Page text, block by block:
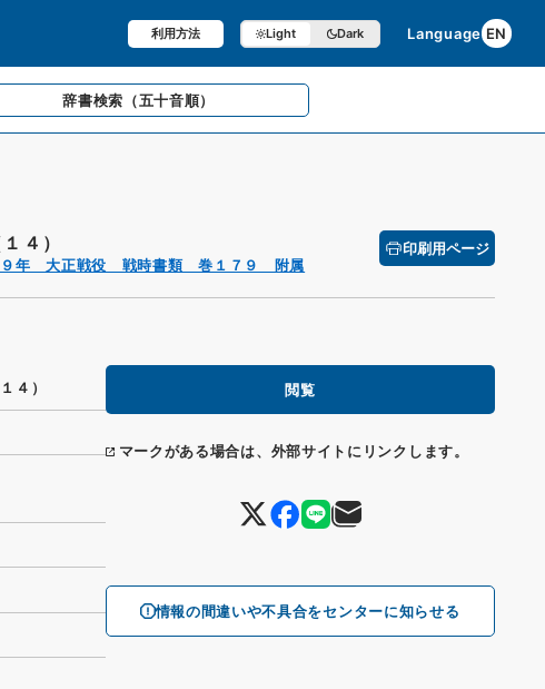
利用方法 Light Dark Language EN
辞書検索 （五十音順）
４）
９年 大正戦役 戦時書類 巻１７９ 附属
印刷用ページ
閲覧
マークがある場合は、外部サイトにリンクします。
情報の間違いや不具合をセンターに知らせる
４）